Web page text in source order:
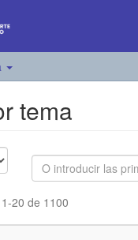
tema
20 de 1100